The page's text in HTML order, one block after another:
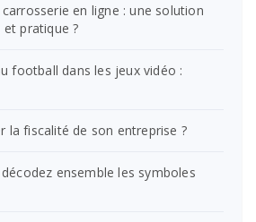
en ligne : une solution
pratique ?
football dans les jeux vidéo :
la fiscalité de son entreprise ?
ensemble les symboles